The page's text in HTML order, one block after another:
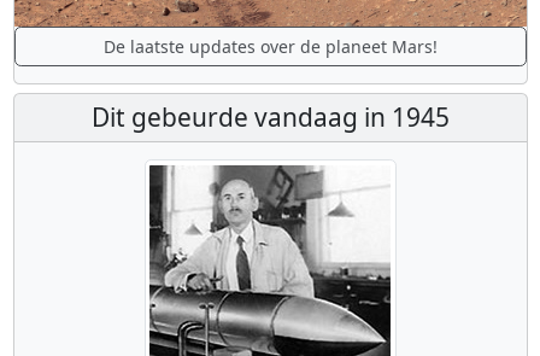
De laatste updates over de planeet Mars!
Dit gebeurde vandaag in 1945